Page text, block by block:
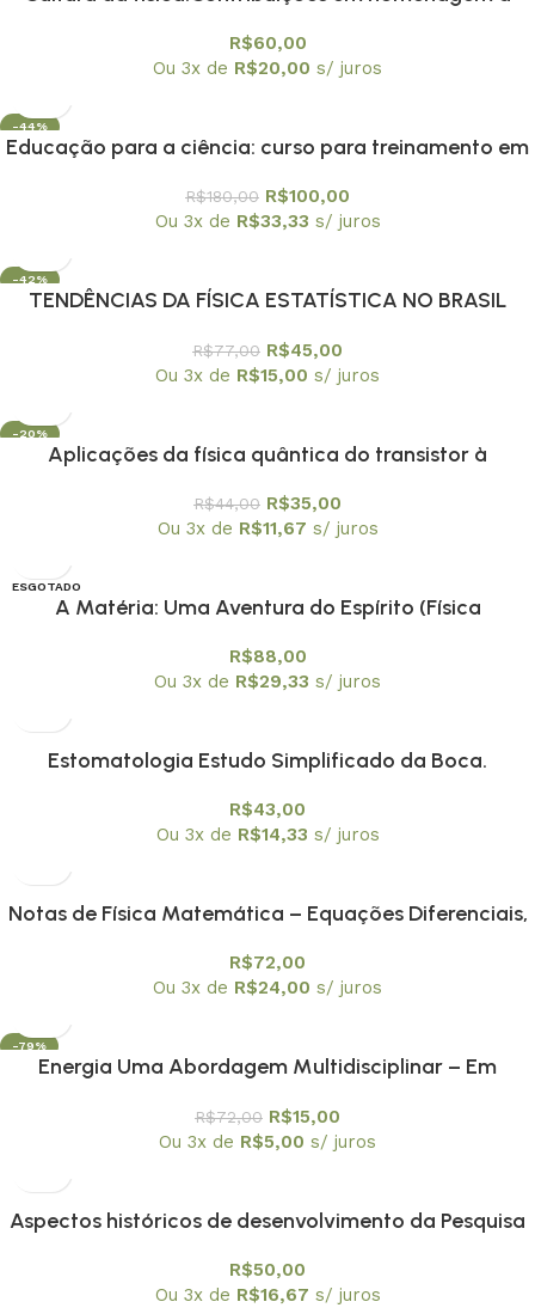
R$60,00
Ou 3x de R$20,00 s/ juros
-44%
Educação para a ciência: curso para treinamento em
R$180,00 R$100,00
Ou 3x de R$33,33 s/ juros
-42%
TENDÊNCIAS DA FÍSICA ESTATÍSTICA NO BRASIL
R$77,00 R$45,00
Ou 3x de R$15,00 s/ juros
-20%
Aplicações da física quântica do transistor à
SBF
R$44,00 R$35,00
Ou 3x de R$11,67 s/ juros
ESGOTADO
A Matéria: Uma Aventura do Espírito (Física
R$88,00
Ou 3x de R$29,33 s/ juros
Estomatologia Estudo Simplificado da Boca.
R$43,00
Ou 3x de R$14,33 s/ juros
Notas de Física Matemática – Equações Diferenciais,
R$72,00
Ou 3x de R$24,00 s/ juros
-79%
Energia Uma Abordagem Multidisciplinar – Em
R$72,00 R$15,00
Ou 3x de R$5,00 s/ juros
Aspectos históricos de desenvolvimento da Pesquisa
R$50,00
Ou 3x de R$16,67 s/ juros